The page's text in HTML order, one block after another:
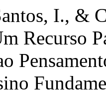
I., &
Recurso